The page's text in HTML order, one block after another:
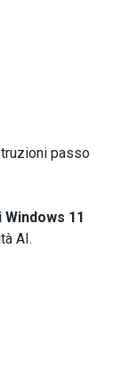
passo
11
AI.